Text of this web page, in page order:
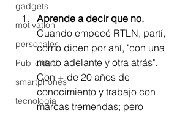
gadgets
motivation
personales
Publicidad
smartphones
tecnología
Aprende a decir que no.
Cuando empecé RTLN, partí,
como dicen por ahí, "con una
mano adelante y otra atrás".
Con + de 20 años de
conocimiento y trabajo con
marcas tremendas; pero